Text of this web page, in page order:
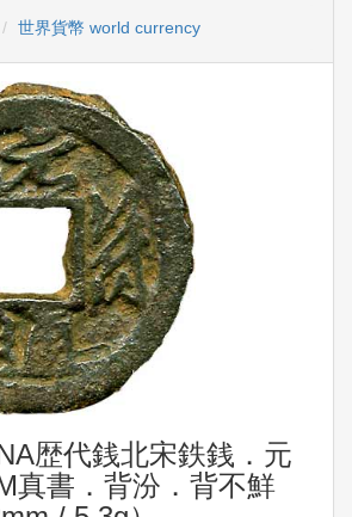
世界貨幣 world currency
歴代銭北宋鉄銭．元
書．背汾．背不鮮